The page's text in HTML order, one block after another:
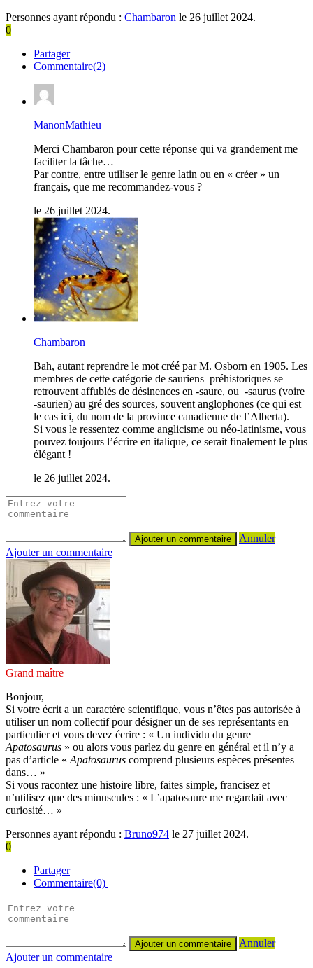
Personnes ayant répondu : Chambaron le 26 juillet 2024.
0
Partager
Commentaire(2)
ManonMathieu
Merci Chambaron pour cette réponse qui va grandement me
faciliter la tâche…
Par contre, entre utiliser le genre latin ou en « créer » un
français, que me recommandez-vous ?
le 26 juillet 2024.
Chambaron
Bah, autant reprendre le mot créé par M. Osborn en 1905. Les
membres de cette catégorie de sauriens préhistoriques se
retrouvent affublés de désinences en -saure, ou -saurus (voire
-saurien) au gré des sources, souvent anglophones (ce qui est
le cas ici, du nom de la province canadienne de l’Alberta).
Si vous le ressentez comme anglicisme ou néo-latinisme, vous
pouvez toujours l’écrire en italique, ce serait finalement le plus
élégant !
le 26 juillet 2024.
Annuler
Ajouter un commentaire
Grand maître
Bonjour,
Si votre écrit a un caractère scientifique, vous n’êtes pas autorisée à
utiliser un nom collectif pour désigner un de ses représentants en
particulier et vous devez écrire : « Un individu du genre
Apatosaurus » ou alors vous parlez du genre en général et il n’y a
pas d’article « Apatosaurus comprend plusieurs espèces présentes
dans… »
Si vous racontez une histoire libre, faites simple, francisez et
n’utilisez que des minuscules : « L’apatosaure me regardait avec
curiosité… »
Personnes ayant répondu : Bruno974 le 27 juillet 2024.
0
Partager
Commentaire(0)
Annuler
Ajouter un commentaire